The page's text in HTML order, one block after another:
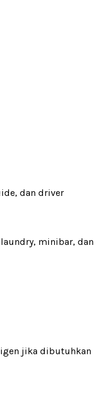
dan driver
minibar, dan
jika dibutuhkan